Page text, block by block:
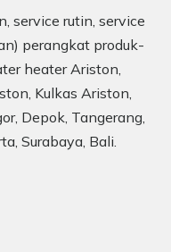
service rutin, service
perangkat produk-
heater Ariston,
Kulkas Ariston,
Depok, Tangerang,
Surabaya, Bali.